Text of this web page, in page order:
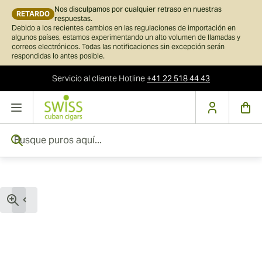
RETARDO
Nos disculpamos por cualquier retraso en nuestras
respuestas.
Debido a los recientes cambios en las regulaciones de importación en
algunos países, estamos experimentando un alto volumen de llamadas y
correos electrónicos. Todas las notificaciones sin excepción serán
respondidas lo antes posible.
Servicio al cliente Hotline+41 22 518 44 43